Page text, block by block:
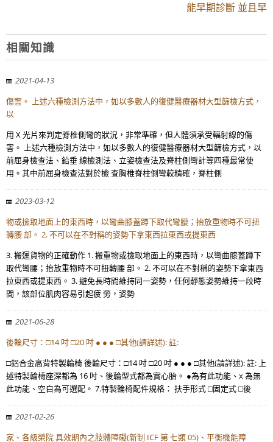
能早期診斷 並且早
相關知識
2021-04-13
傷害。 上述六種檢測方法中，如以多數人的復健醫療器材大型篩檢方式，
以
用 X 光片來判定脊椎側彎的狀況，非常準確，但人體須承受輻射線的傷
害。 上述六種檢測方法中，如以多數人的復健醫療器材大型篩檢方式，以
前屈身檢查法、鉛垂 線檢測法、立姿檢查法及脊柱側彎計等四種最常使
用。其中前屈身檢查法對於檢 查胸椎脊柱側彎較精確，脊柱側
2023-03-12
物或撿取地面上的東西時，以彎曲膝蓋蹲下取代彎腰；抬放重物時不可扭
轉腰 部。 2. 不可以在不對稱的姿勢下拿東西拉東西或提東西
3. 搬運貨物的正確動作 1. 搬重物或撿取地面上的東西時，以彎曲膝蓋蹲下
取代彎腰；抬放重物時不可扭轉腰 部。 2. 不可以在不對稱的姿勢下拿東西
拉東西或提東西。 3. 避免長時間維持同一姿勢，任何靜態姿勢維持一段時
間，該部位肌肉容易引起疲 勞，姿勢
2021-06-28
後輪尺寸：□14 吋 □20 吋 ● ● ● □其他(請詳述): 註:
□鋁合金高背特製輪椅 後輪尺寸：□14 吋 □20 吋 ● ● ● □其他(請詳述): 註: 上
述特製輪椅座深都為 16 吋、後輪型式都為實心胎。 ●為有此功能、x 為無
此功能、空白為可選配。 7.特製輪椅配件規格： 扶手形式 □固定式 □後
2021-02-26
家、各級榮院 具效期內之肢體障礙(新制 ICF 第 七類 05)、平衡機能障